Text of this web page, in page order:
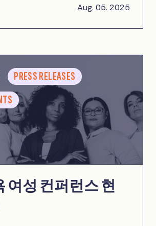
Aug. 05. 2025
PRESS RELEASES
여성 컨퍼런스 현